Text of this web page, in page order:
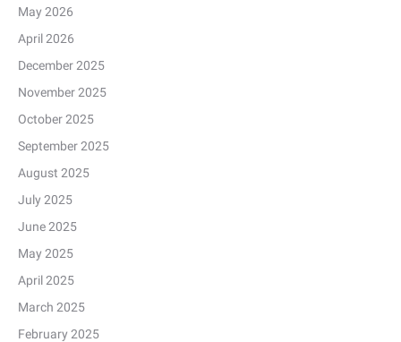
May 2026
April 2026
December 2025
November 2025
October 2025
September 2025
August 2025
July 2025
June 2025
May 2025
April 2025
March 2025
February 2025